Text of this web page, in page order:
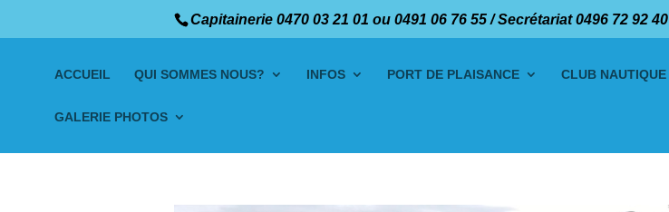
Capitainerie 0470 03 21 01 ou 0491 06 76 55 / Secrétariat 0496 72 92 40
ACCUEIL QUI SOMMES NOUS? INFOS PORT DE PLAISANCE CLUB NAUTIQUE
GALERIE PHOTOS